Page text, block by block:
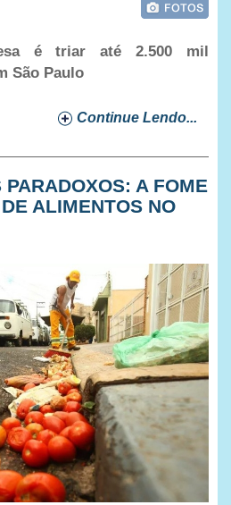
é triar até 2.500 mil
São Paulo
Continue Lendo...
PARADOXOS: A FOME
ALIMENTOS NO